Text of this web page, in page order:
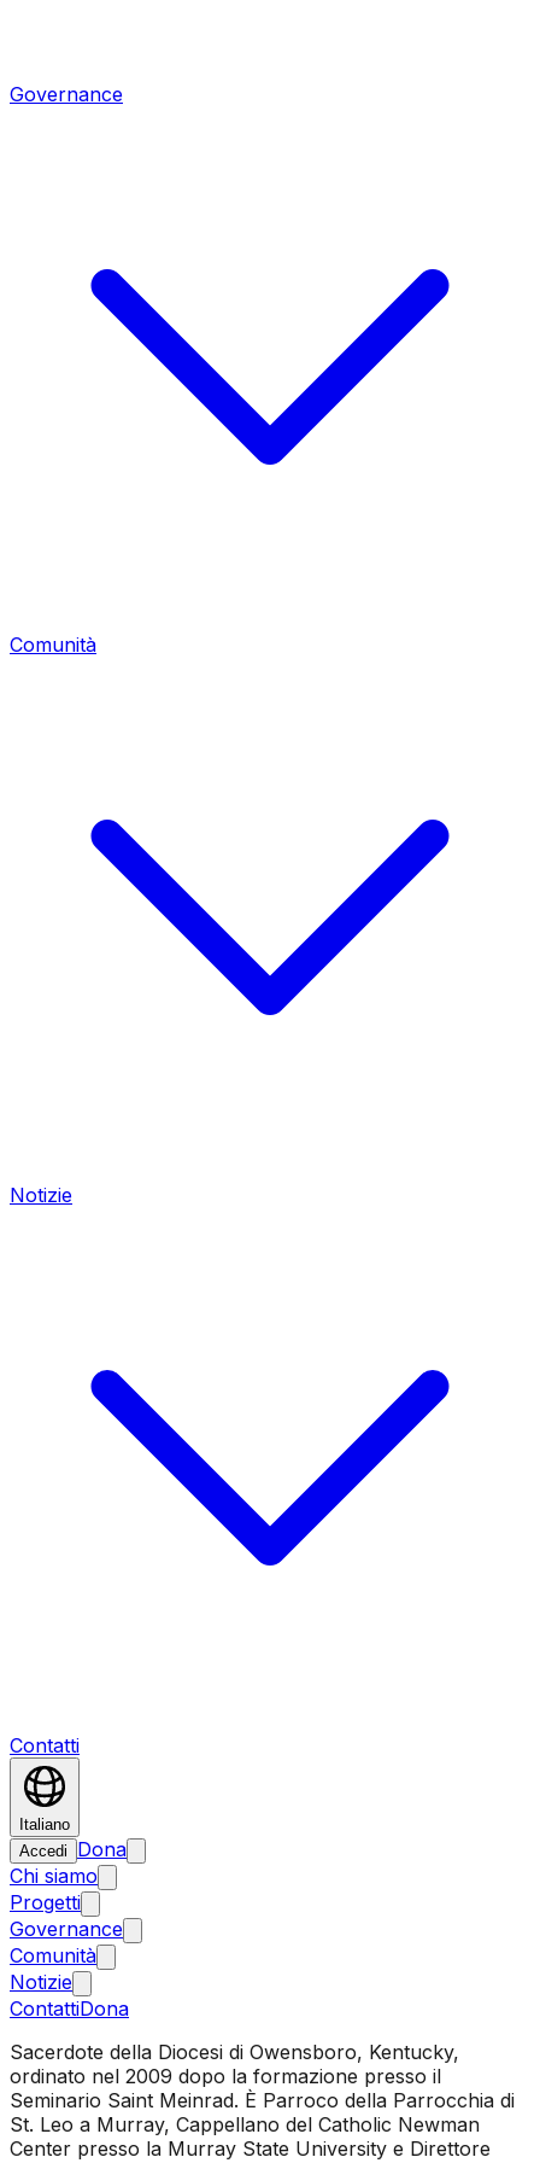
Governance
Comunità
Notizie
Contatti
Italiano
Accedi
Dona
Chi siamo
Progetti
Governance
Comunità
Notizie
ContattiDona
Sacerdote della Diocesi di Owensboro, Kentucky,
ordinato nel 2009 dopo la formazione presso il
Seminario Saint Meinrad. È Parroco della Parrocchia di
St. Leo a Murray, Cappellano del Catholic Newman
Center presso la Murray State University e Direttore